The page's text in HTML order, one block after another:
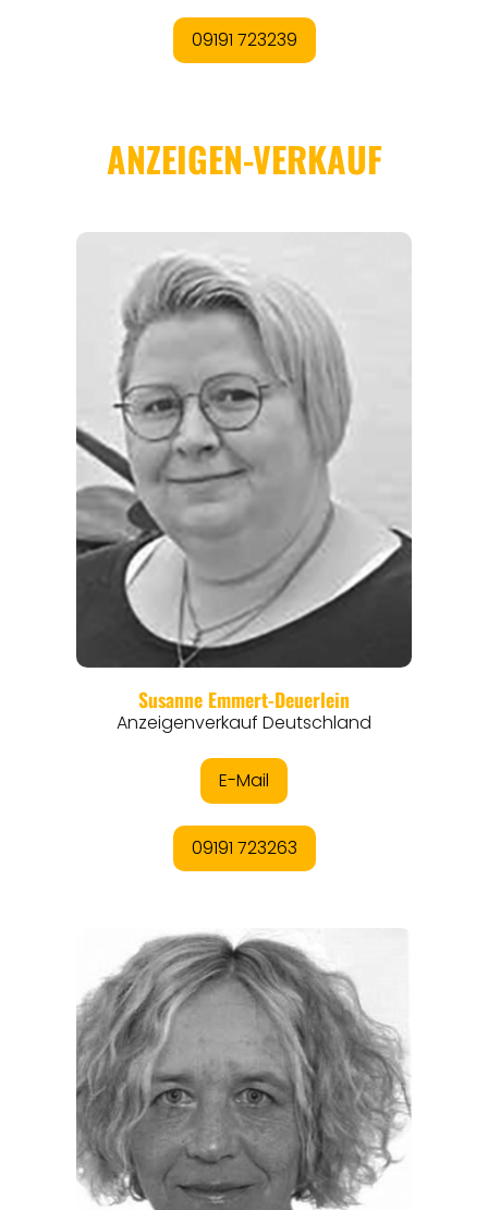
REGIONEN
ORTE
EVENTS
REISEFÜHRER
REISEMAGAZINE
THEMEN
ANGEBOTE